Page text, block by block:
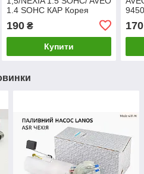
1.4 ЅОНС КАР Корея
190₴
Купити
170